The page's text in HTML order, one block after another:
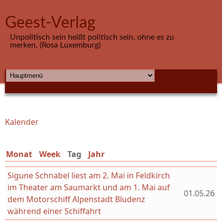
Geest-Verlag
Unpolitisch sein heißt politisch sein, ohne es zu
merken. (Rosa Luxemburg)
HAUPTMENÜ
Sie sind hier
Kalender
Monat Week Tag (aktiver Reiter)
Jahr
Sigune Schnabel liest am 2. Mai in Feldkirch
im Theater am Saumarkt und am 1. Mai auf
dem Motorschiff Alpenstadt Bludenz
während einer Schiffahrt
01.05.26